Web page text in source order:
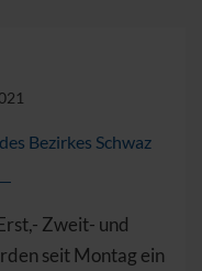
Bezirkes Schwaz
Zweit- und
seit Montag ein